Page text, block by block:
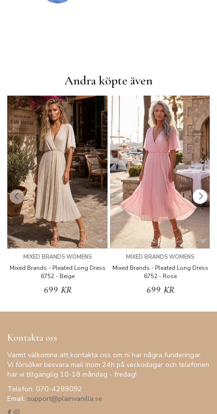
Andra köpte även
MIXED BRANDS WOMENS
Mixed Brands - Pleated Long Dress
6752 - Beige
699 KR
MIXED BRANDS WOMENS
Mixed Brands - Pleated Long Dress
6752 - Rose
699 KR
Kontakta oss
Varmt välkomna att kontakta oss om ni har några funderingar.
Vi försöker besvara mail inom 24h på veckodagar och telefonen
har vi tillgänglig 10-18 måndag - fredag!
Telefon: 070-4289092
Email: support@plainvanilla.se